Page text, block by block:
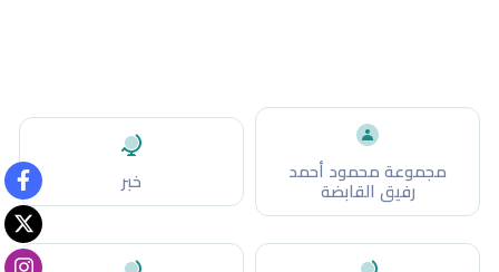
مجموعة محمود أحمد
رفيق القابضة
خبر